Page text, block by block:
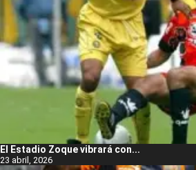
El Estadio Zoque vibrará con...
23 abril, 2026